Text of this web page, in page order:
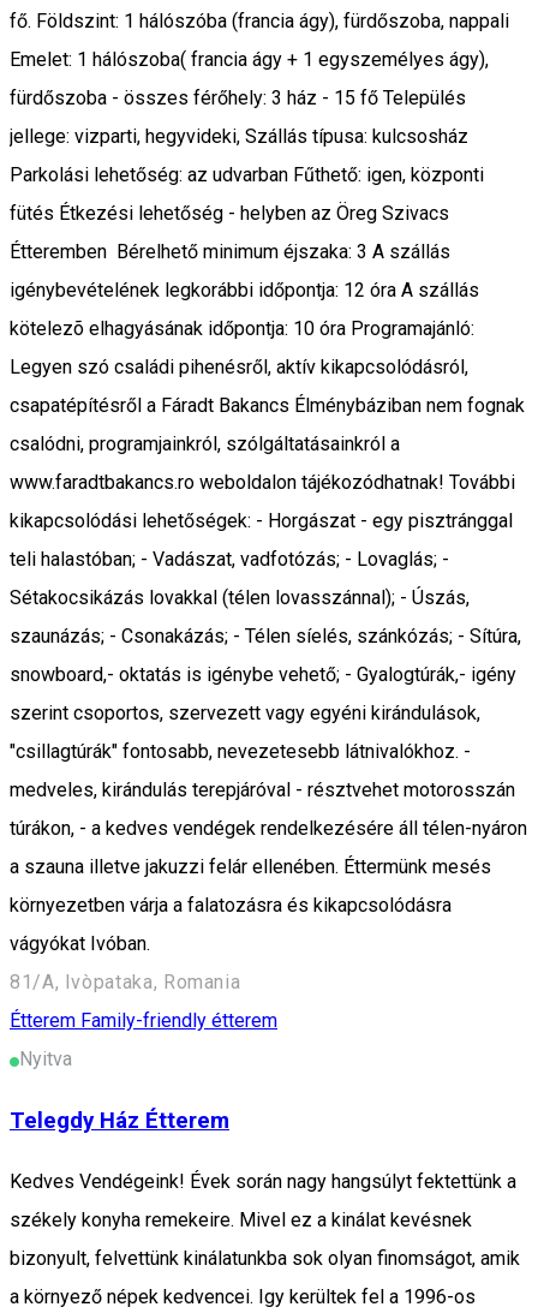
fő. Földszint: 1 hálószóba (francia ágy), fürdőszoba, nappali
Emelet: 1 hálószoba( francia ágy + 1 egyszemélyes ágy),
fürdőszoba - összes férőhely: 3 ház - 15 fő Település
jellege: vizparti, hegyvideki, Szállás típusa: kulcsosház
Parkolási lehetőség: az udvarban Fűthető: igen, központi
fütés Étkezési lehetőség - helyben az Öreg Szivacs
Étteremben Bérelhető minimum éjszaka: 3 A szállás
igénybevételének legkorábbi időpontja: 12 óra A szállás
kötelezõ elhagyásának időpontja: 10 óra Programajánló:
Legyen szó családi pihenésről, aktív kikapcsolódásról,
csapatépítésről a Fáradt Bakancs Élménybáziban nem fognak
csalódni, programjainkról, szólgáltatásainkról a
www.faradtbakancs.ro weboldalon tájékozódhatnak! További
kikapcsolódási lehetőségek: - Horgászat - egy pisztránggal
teli halastóban; - Vadászat, vadfotózás; - Lovaglás; -
Sétakocsikázás lovakkal (télen lovasszánnal); - Úszás,
szaunázás; - Csonakázás; - Télen síelés, szánkózás; - Sítúra,
snowboard,- oktatás is igénybe vehető; - Gyalogtúrák,- igény
szerint csoportos, szervezett vagy egyéni kirándulások,
"csillagtúrák" fontosabb, nevezetesebb látnivalókhoz. -
medveles, kirándulás terepjáróval - résztvehet motorosszán
túrákon, - a kedves vendégek rendelkezésére áll télen-nyáron
a szauna illetve jakuzzi felár ellenében. Éttermünk mesés
környezetben várja a falatozásra és kikapcsolódásra
vágyókat Ivóban.
81/A, Ivòpataka, Romania
Étterem Family-friendly étterem
Nyitva
Telegdy Ház Étterem
Kedves Vendégeink! Évek során nagy hangsúlyt fektettünk a
székely konyha remekeire. Mivel ez a kinálat kevésnek
bizonyult, felvettünk kinálatunkba sok olyan finomságot, amik
a környező népek kedvencei. Igy kerültek fel a 1996-os